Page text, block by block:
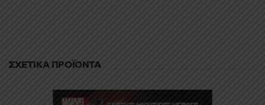
ΣΧΕΤΙΚΆ ΠΡΟΪΌΝΤΑ